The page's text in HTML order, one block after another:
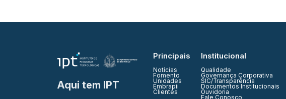
Aqui tem IPT
Principais
Notícias
Fomento
Unidades
Embrapii
Clientes
Institucional
Qualidade
Governança Corporativa
SIC/Transparência
Documentos Institucionais
Ouvidoria
Fale Conosco